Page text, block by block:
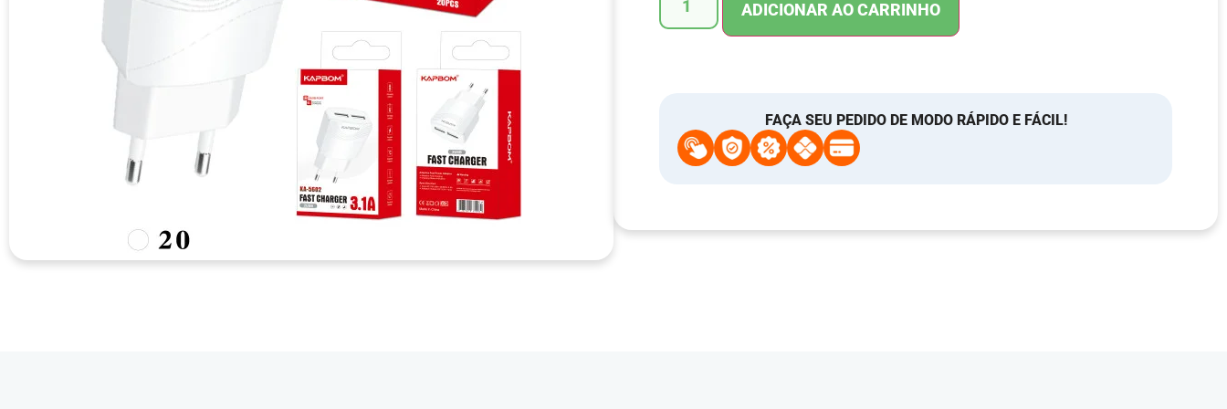
ADICIONAR AO CARRINHO
FAÇA SEU PEDIDO DE MODO RÁPIDO E FÁCIL!